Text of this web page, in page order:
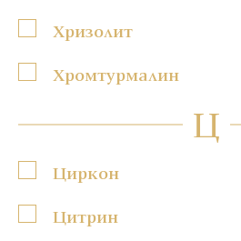
Хризолит
Хромтурмалин
Ц
Циркон
Цитрин